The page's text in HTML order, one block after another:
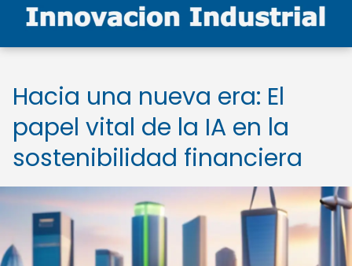
Hacia una nueva era: El
papel vital de la IA en la
sostenibilidad financiera